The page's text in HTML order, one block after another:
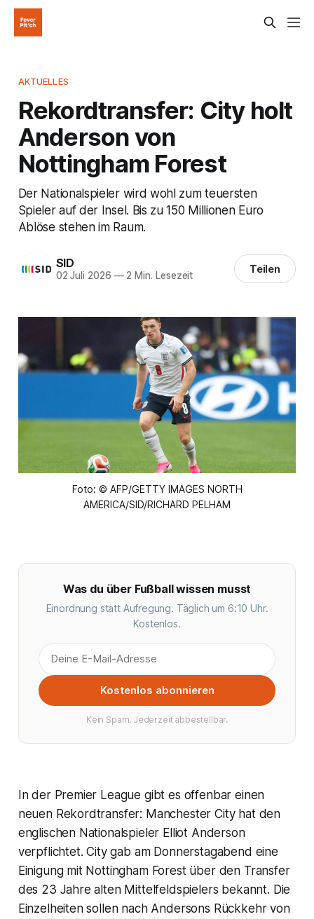
AKTUELLES
Rekordtransfer: City holt
Anderson von
Nottingham Forest
Der Nationalspieler wird wohl zum teuersten
Spieler auf der Insel. Bis zu 150 Millionen Euro
Ablöse stehen im Raum.
SID
02 Juli 2026 —2 Min. Lesezeit Teilen
Foto: © AFP/GETTY IMAGES NORTH
AMERICA/SID/RICHARD PELHAM
Was du über Fußball wissen musst
Einordnung statt Aufregung. Täglich um 6:10 Uhr.
Kostenlos.
Kostenlos abonnieren
Kein Spam. Jederzeit abbestellbar.
In der Premier League gibt es offenbar einen
neuen Rekordtransfer: Manchester City hat den
englischen Nationalspieler Elliot Anderson
verpflichtet. City gab am Donnerstagabend eine
Einigung mit Nottingham Forest über den Transfer
des 23 Jahre alten Mittelfeldspielers bekannt. Die
Einzelheiten sollen nach Andersons Rückkehr von